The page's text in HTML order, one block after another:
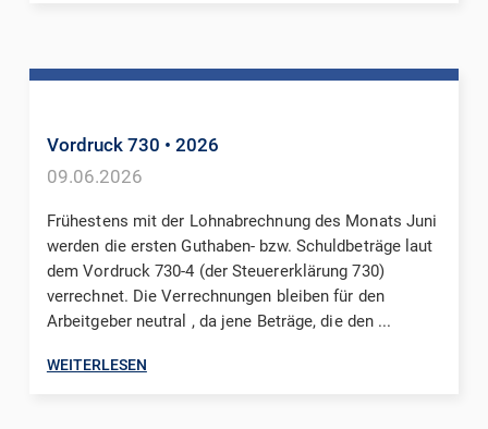
Vordruck 730 • 2026
09.06.2026
Frühestens mit der Lohnabrechnung des Monats Juni
werden die ersten Guthaben- bzw. Schuldbeträge laut
dem Vordruck 730-4 (der Steuererklärung 730)
verrechnet. Die Verrechnungen bleiben für den
Arbeitgeber neutral , da jene Beträge, die den ...
WEITERLESEN